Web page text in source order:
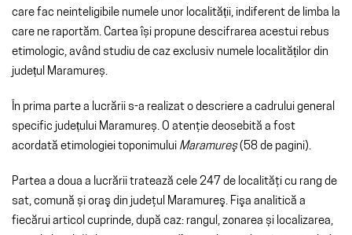
care fac neinteligibile numele unor localității, indiferent de limba la
care ne raportăm. Cartea își propune descifrarea acestui rebus
etimologic, având studiu de caz exclusiv numele localităților din
județul Maramureș.
În prima parte a lucrării s-a realizat o descriere a cadrului general
specific județului Maramureș. O atenţie deosebită a fost
acordată etimologiei toponimului Maramureş(58 de pagini).
Partea a doua a lucrării tratează cele 247 de localităţi cu rang de
sat, comună și oraş din judeţul Maramureş. Fişa analitică a
fiecărui articol cu­prinde, după caz: rangul, zonarea și localizarea,